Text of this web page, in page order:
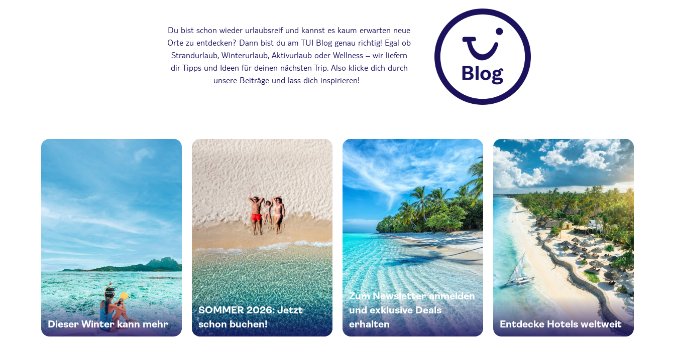
Du bist schon wieder urlaubsreif und kannst es kaum erwarten neue
Orte zu entdecken? Dann bist du am TUI Blog genau richtig! Egal ob
Strandurlaub, Winterurlaub, Aktivurlaub oder Wellness – wir liefern
dir Tipps und Ideen für deinen nächsten Trip. Also klicke dich durch
unsere Beiträge und lass dich inspirieren!
Dieser Winter kann mehr
SOMMER 2026: Jetzt
schon buchen!
Zum Newsletter anmelden
und exklusive Deals
erhalten
Entdecke Hotels weltweit